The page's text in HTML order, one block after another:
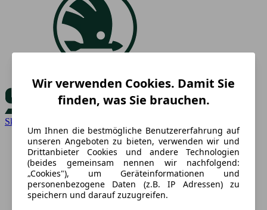
Skoda
Wir verwenden Cookies. Damit Sie
finden, was Sie brauchen.
Um Ihnen die bestmögliche Benutzererfahrung auf
unseren Angeboten zu bieten, verwenden wir und
Drittanbieter Cookies und andere Technologien
(beides gemeinsam nennen wir nachfolgend:
„Cookies"), um Geräteinformationen und
personenbezogene Daten (z.B. IP Adressen) zu
speichern und darauf zuzugreifen.